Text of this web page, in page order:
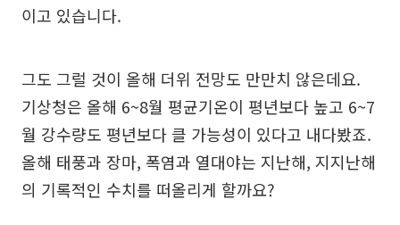
이고 있습니다.
그도 그럴 것이 올해 더위 전망도 만만치 않은데요.
기상청은 올해 6~8월 평균기온이 평년보다 높고 6~7
월 강수량도 평년보다 클 가능성이 있다고 내다봤죠.
올해 태풍과 장마, 폭염과 열대야는 지난해, 지지난해
의 기록적인 수치를 떠올리게 할까요?